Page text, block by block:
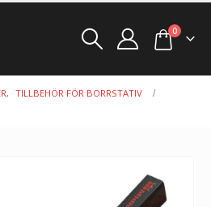
0
, TILLBEHÖR FÖR BORRSTATIV